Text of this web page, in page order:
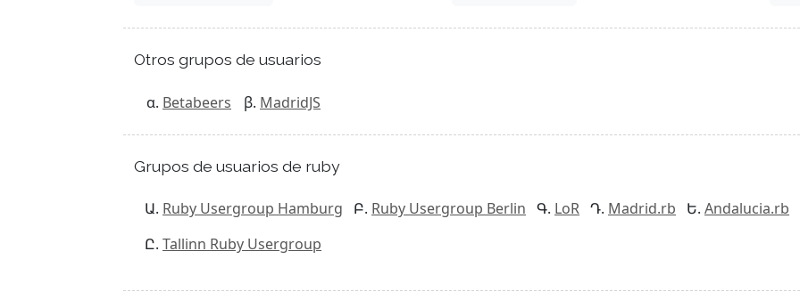
Otros grupos de usuarios
Betabeers MadridJS
Grupos de usuarios de ruby
Ruby Usergroup Hamburg Ruby Usergroup Berlin LoR Madrid.rb Andalucia.rb
Tallinn Ruby Usergroup